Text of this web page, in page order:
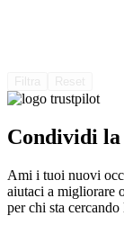
Condividi la
Ami i tuoi nuovi
aiutaci a migliorare
per chi sta